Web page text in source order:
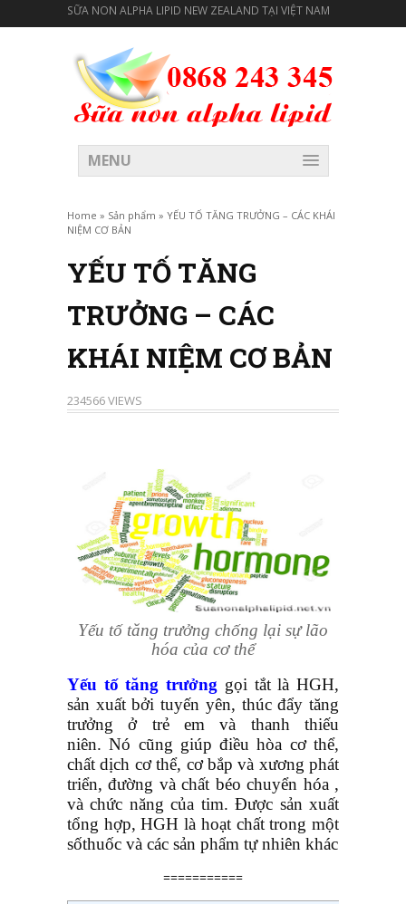
SỮA NON ALPHA LIPID NEW ZEALAND TẠI VIỆT NAM
MENU
Home » Sản phẩm » YẾU TỐ TĂNG TRƯỞNG – CÁC KHÁI
NIỆM CƠ BẢN
YẾU TỐ TĂNG
TRƯỞNG – CÁC
KHÁI NIỆM CƠ BẢN
234566 VIEWS
Yếu tố tăng trưởng chống lại sự lão
hóa của cơ thể
Yếu tố tăng trưởng gọi tắt là HGH,
sản xuất bởi tuyến yên, thúc đẩy tăng
trưởng ở trẻ em và thanh thiếu
niên. Nó cũng giúp điều hòa cơ thể,
chất dịch cơ thể, cơ bắp và xương phát
triển, đường và chất béo chuyển hóa ,
và chức năng của tim. Được sản xuất
tổng hợp, HGH là hoạt chất trong một
sốthuốc và các sản phẩm tự nhiên khác
===========